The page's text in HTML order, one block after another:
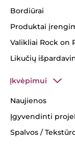
Bordiūrai
Produktai
Valikliai Rock on
Likučių
Įkvėpimui
Naujienos
Įgyvendinti
Spalvos /